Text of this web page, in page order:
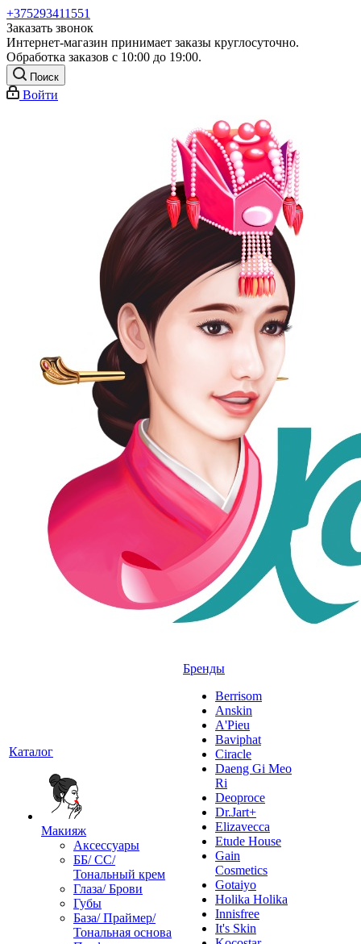
+375293411551
Заказать звонок
Интернет-магазин принимает заказы круглосуточно.
Обработка заказов с 10:00 до 19:00.
Поиск
Войти
Каталог
Макияж
Аксессуары
ББ/ СС/
Тональный крем
Глаза/ Брови
Губы
База/ Праймер/
Тональная основа
Бренды
Berrisom
Anskin
A'Pieu
Baviphat
Ciracle
Daeng Gi Meo
Ri
Deoproce
Dr.Jart+
Elizavecca
Etude House
Gain
Cosmetics
Gotaiyo
Holika Holika
Innisfree
It's Skin